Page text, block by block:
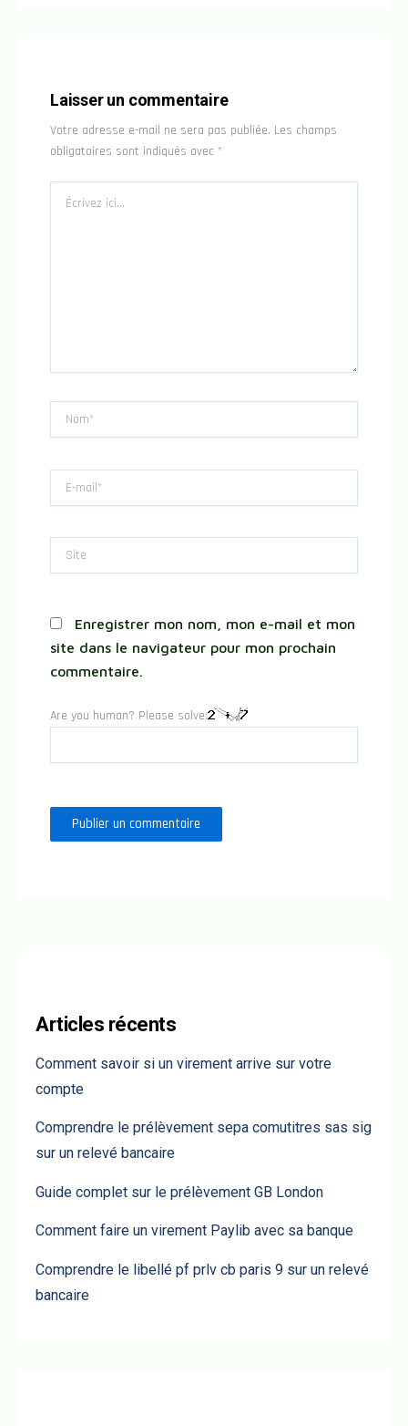
Laisser un commentaire
Votre adresse e-mail ne sera pas publiée. Les champs
obligatoires sont indiqués avec *
Nom*
mail*
Site
Enregistrer mon nom, mon e-mail et mon
site dans le navigateur pour mon prochain
commentaire.
Are you human? Please solve:
Articles récents
Comment savoir si un virement arrive sur votre
compte
Comprendre le prélèvement sepa comutitres sas sig
sur un relevé bancaire
Guide complet sur le prélèvement GB London
Comment faire un virement Paylib avec sa banque
Comprendre le libellé pf prlv cb paris 9 sur un relevé
bancaire